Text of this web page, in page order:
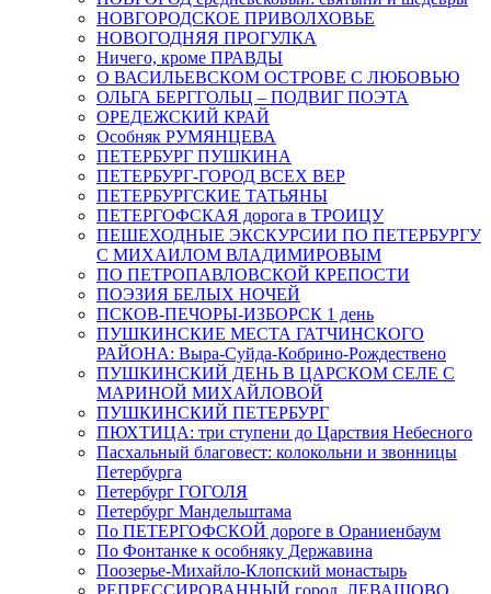
НОВГОРОДСКОЕ ПРИВОЛХОВЬЕ
НОВОГОДНЯЯ ПРОГУЛКА
Ничего, кроме ПРАВДЫ
О ВАСИЛЬЕВСКОМ ОСТРОВЕ С ЛЮБОВЬЮ
ОЛЬГА БЕРГГОЛЬЦ – ПОДВИГ ПОЭТА
ОРЕДЕЖСКИЙ КРАЙ
Особняк РУМЯНЦЕВА
ПЕТЕРБУРГ ПУШКИНА
ПЕТЕРБУРГ-ГОРОД ВСЕХ ВЕР
ПЕТЕРБУРГСКИЕ ТАТЬЯНЫ
ПЕТЕРГОФСКАЯ дорога в ТРОИЦУ
ПЕШЕХОДНЫЕ ЭКСКУРСИИ ПО ПЕТЕРБУРГУ
С МИХАИЛОМ ВЛАДИМИРОВЫМ
ПО ПЕТРОПАВЛОВСКОЙ КРЕПОСТИ
ПОЭЗИЯ БЕЛЫХ НОЧЕЙ
ПСКОВ-ПЕЧОРЫ-ИЗБОРСК 1 день
ПУШКИНСКИЕ МЕСТА ГАТЧИНСКОГО
РАЙОНА: Выра-Суйда-Кобрино-Рождествено
ПУШКИНСКИЙ ДЕНЬ В ЦАРСКОМ СЕЛЕ С
МАРИНОЙ МИХАЙЛОВОЙ
ПУШКИНСКИЙ ПЕТЕРБУРГ
ПЮХТИЦА: три ступени до Царствия Небесного
Пасхальный благовест: колокольни и звонницы
Петербурга
Петербург ГОГОЛЯ
Петербург Мандельштама
По ПЕТЕРГОФСКОЙ дороге в Ораниенбаум
По Фонтанке к особняку Державина
Поозерье-Михайло-Клопский монастырь
РЕПРЕССИРОВАННЫЙ город. ЛЕВАШОВО